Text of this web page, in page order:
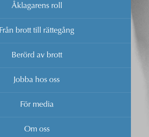
Åklagarens roll
Från brott till rättegång
Berörd av brott
Jobba hos oss
För media
Om oss